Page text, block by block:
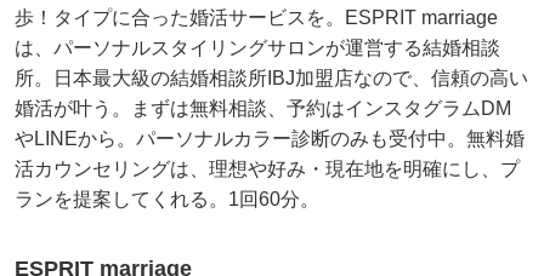
歩！タイプに合った婚活サービスを。ESPRIT marriage
は、パーソナルスタイリングサロンが運営する結婚相談
所。日本最大級の結婚相談所IBJ加盟店なので、信頼の高い
婚活が叶う。まずは無料相談、予約はインスタグラムDM
やLINEから。パーソナルカラー診断のみも受付中。無料婚
活カウンセリングは、理想や好み・現在地を明確にし、プ
ランを提案してくれる。1回60分。
ESPRIT marriage